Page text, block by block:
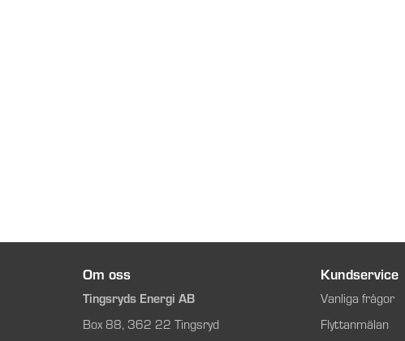
Om oss
Tingsryds Energi AB
Box 88, 362 22 Tingsryd
Kundservice
Vanliga frågor
Flyttanmälan